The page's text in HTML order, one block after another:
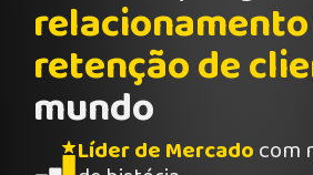
retenção de
mundo
Líder de Mercadocom